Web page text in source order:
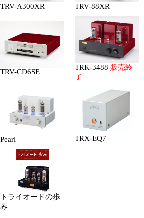
TRV-A300XR TRV-88XR
TRV-CD6SE
TRK-3488 販売終
了
Pearl TRX-EQ7
トライオードの歩
み